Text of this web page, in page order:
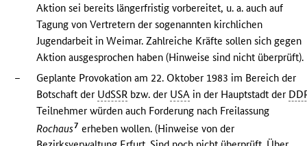
Aktion sei bereits längerfristig vorbereitet, u. a. auch auf
Tagung von Vertretern der sogenannten kirchlichen
Jugendarbeit in Weimar. Zahlreiche Kräfte sollen sich gegen
Aktion ausgesprochen haben (Hinweise sind nicht überprüft).
–
Geplante Provokation am 22. Oktober 1983 im Bereich der
Botschaft der UdSSR bzw. der USA in der Hauptstadt der
Teilnehmer würden auch Forderung nach Freilassung
Rochaus7 erheben wollen. (Hinweise von der